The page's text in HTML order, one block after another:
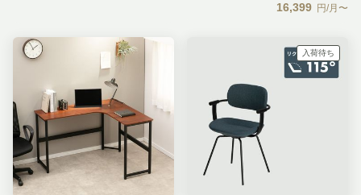
16,399 円/月〜
入荷待ち